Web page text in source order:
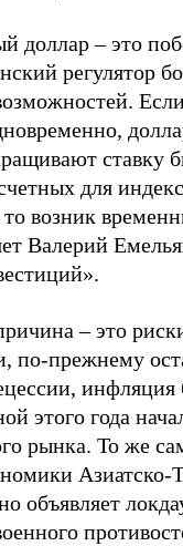
доллар – это
регулятор
ставку
для
возник
Валерий
– это
по-прежнему
этого года
рынка. То же
Азиатско-
объявляет